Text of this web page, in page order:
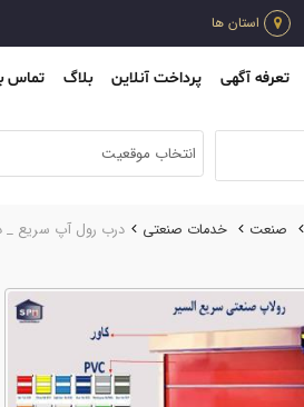
استان ها
تعرفه آگهی پرداخت آنلاین بلاگ تماس
انتخاب موقعیت
صنعت خدمات صنعتي درب رول آپ سریع _